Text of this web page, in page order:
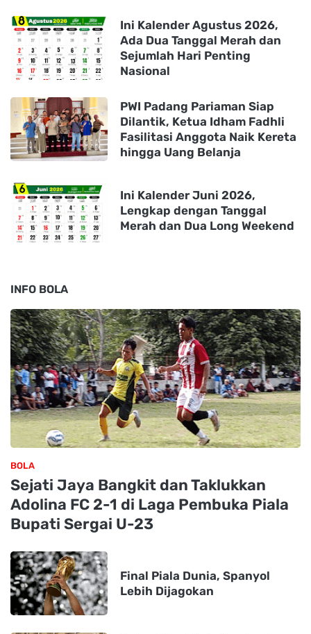
Ini Kalender Agustus 2026,
Ada Dua Tanggal Merah dan
Sejumlah Hari Penting
Nasional
PWI Padang Pariaman Siap
Dilantik, Ketua Idham Fadhli
Fasilitasi Anggota Naik Kereta
hingga Uang Belanja
Ini Kalender Juni 2026,
Lengkap dengan Tanggal
Merah dan Dua Long Weekend
INFO BOLA
BOLA
Sejati Jaya Bangkit dan Taklukkan
Adolina FC 2-1 di Laga Pembuka Piala
Bupati Sergai U-23
Final Piala Dunia, Spanyol
Lebih Dijagokan